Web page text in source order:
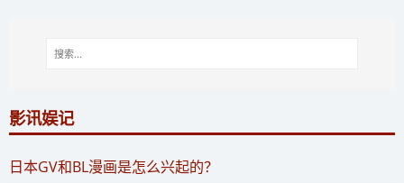
影讯娱记
​日本GV和BL漫画是怎么兴起的？